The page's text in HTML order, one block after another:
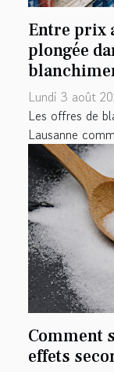
Entre prix
plongée
Lundi 3 août
Les offres de
Lausanne
Comment
effets